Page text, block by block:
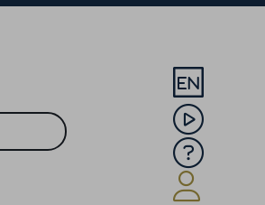
Sprache
Mediathek
Hilfe